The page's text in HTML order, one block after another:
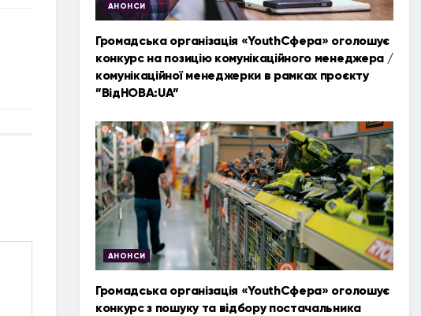
АНОНСИ
Громадська організація «YouthСфера» оголошує
конкурс на позицію комунікаційного менеджера /
комунікаційної менеджерки в рамках проєкту
”ВідНОВА:UA”
АНОНСИ
Громадська організація «YouthСфера» оголошує
конкурс з пошуку та відбору постачальника